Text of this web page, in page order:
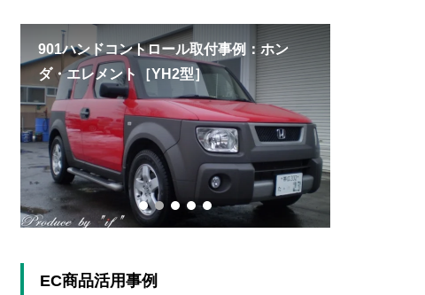
901ハンドコントロール取付事例：ホン
ダ・エレメント［YH2型］
EC商品活用事例